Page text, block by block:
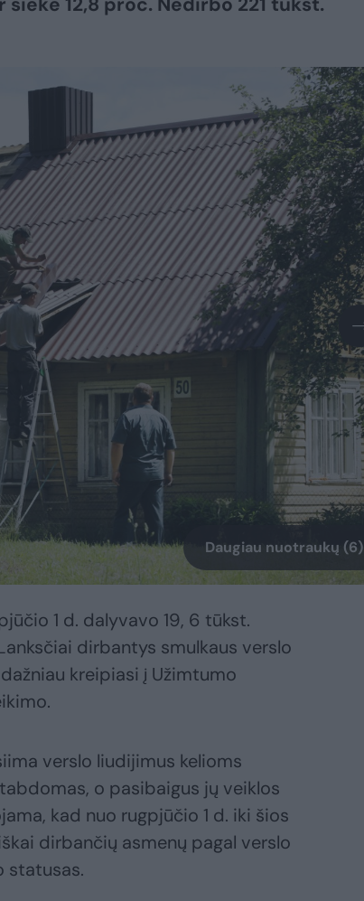
Daugiau nuotraukų (6)
1 d. dalyvavo 19, 6 tūkst.
dirbantys smulkaus verslo
kreipiasi į Užimtumo
verslo liudijimus kelioms
o pasibaigus jų veiklos
kad nuo rugpjūčio 1 d. iki šios
dirbančių asmenų pagal verslo
statusas.